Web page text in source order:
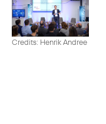
Credits: Henrik Andree